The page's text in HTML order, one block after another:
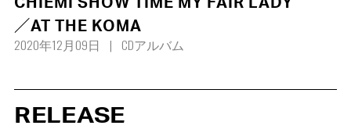
／AT THE KOMA
2020年12月09日 CDアルバム
RELEASE